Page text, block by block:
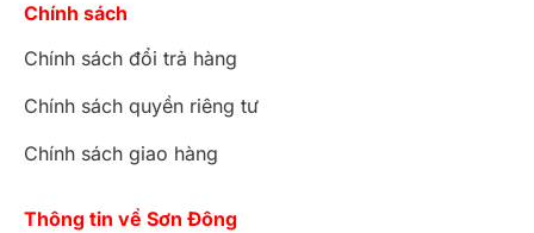
Chính sách
Chính sách đổi trả hàng
Chính sách quyền riêng tư
Chính sách giao hàng
Thông tin về Sơn Đông